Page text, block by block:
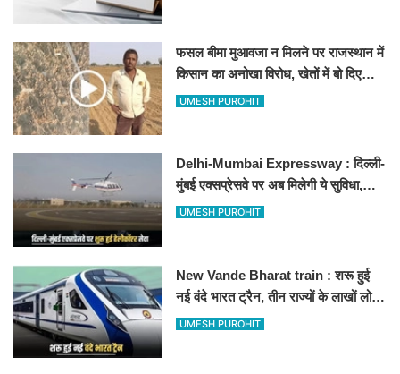
फसल बीमा मुआवजा न मिलने पर राजस्थान में
किसान का अनोखा विरोध, खेतों में बो दिए
500-500 रुपए के नोट, वीडियो वायरल
UMESH PUROHIT
Delhi-Mumbai Expressway : दिल्ली-
मुंबई एक्सप्रेसवे पर अब मिलेगी ये सुविधा,
हेलीकॉप्टर सर्विस से तुरंत घायल पहुंचेगा
UMESH PUROHIT
New Vande Bharat train : शरू हुई
नई वंदे भारत ट्रैन, तीन राज्यों के लाखों लोगों
का सफर होगा आसान, देखें पूरा रूटमैप
UMESH PUROHIT